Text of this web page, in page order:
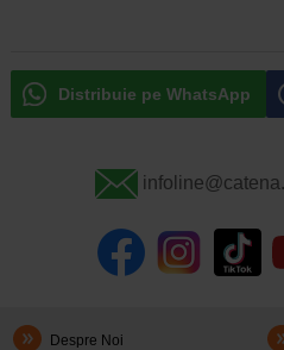
Distribuie pe WhatsApp
Despre Noi